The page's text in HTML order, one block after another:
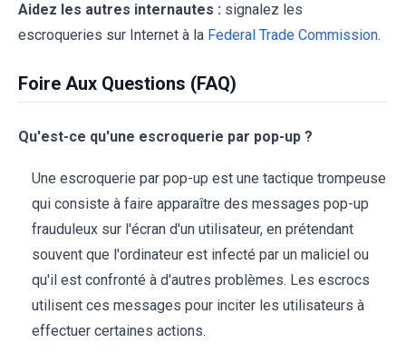
Aidez les autres internautes : signalez les
escroqueries sur Internet à la Federal Trade Commission.
Foire Aux Questions (FAQ)
Qu'est-ce qu'une escroquerie par pop-up ?
Une escroquerie par pop-up est une tactique trompeuse
qui consiste à faire apparaître des messages pop-up
frauduleux sur l'écran d'un utilisateur, en prétendant
souvent que l'ordinateur est infecté par un maliciel ou
qu'il est confronté à d'autres problèmes. Les escrocs
utilisent ces messages pour inciter les utilisateurs à
effectuer certaines actions.